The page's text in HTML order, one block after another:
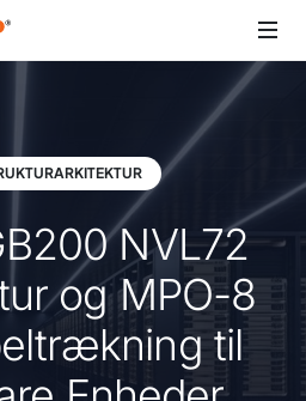
NVL72
og MPO-8
til